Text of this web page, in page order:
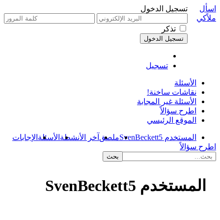
تسجيل الدخول
تذكر
تسجيل
اسأل
ملاًكي
الأسئلة
نقاشات ساخنة!
الأسئلة غير المجابة
اطرح سؤالاً
الموقع الرئيسي
المستخدم SvenBeckett5 ملصق آخر الأنشطة الأسئلة الإجابات
اطرح سؤالاً
المستخدم SvenBeckett5